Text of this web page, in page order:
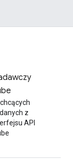
z
API